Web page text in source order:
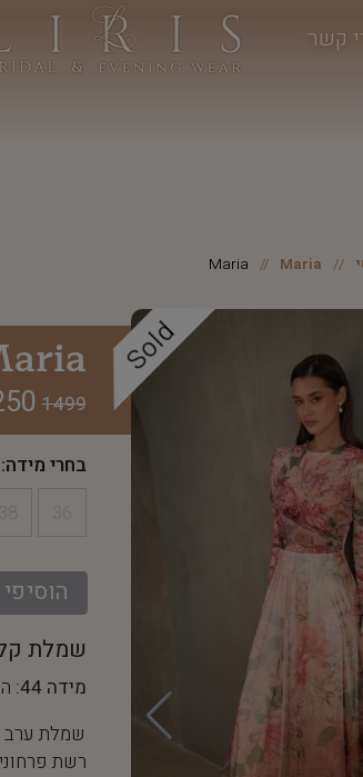
קשר
Maria
Maria
Sold
1499
בחרי מידה:
הוסיפי
שמלת
מידה 44:
שמלת ערב
רשת